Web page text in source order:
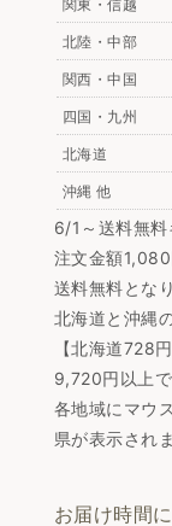
関東・信越
北陸・中部
関西・中国
四国・九州
北海道
沖縄 他
6/1～送料無料
注文金額
送料無料とな
北海道と沖縄
【北海道728
9,720円以上
各地域にマウ
県が表示され
お届け時間